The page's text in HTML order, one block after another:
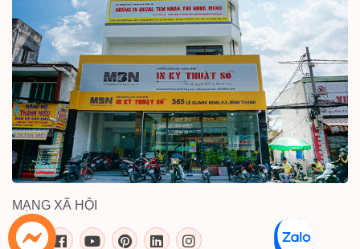
MẠNG XÃ HỘI
inkythuatso.com trên các mạng xã